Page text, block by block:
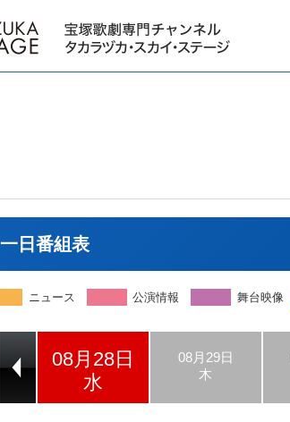
一日番組表
ニュース 公演情報 舞台映像
08月28日
水
08月29日
木